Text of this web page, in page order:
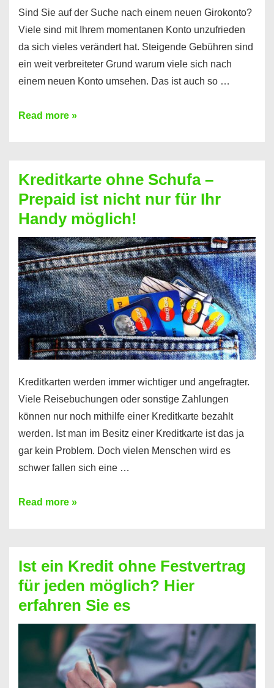
Sind Sie auf der Suche nach einem neuen Girokonto?
Viele sind mit Ihrem momentanen Konto unzufrieden
da sich vieles verändert hat. Steigende Gebühren sind
ein weit verbreiteter Grund warum viele sich nach
einem neuen Konto umsehen. Das ist auch so …
Konto
Neueröffnung
trotz
Schufaeintrag
möglich
Read more »
Kreditkarte ohne Schufa –
Prepaid ist nicht nur für Ihr
Handy möglich!
Kreditkarten werden immer wichtiger und angefragter.
Viele Reisebuchungen oder sonstige Zahlungen
können nur noch mithilfe einer Kreditkarte bezahlt
werden. Ist man im Besitz einer Kreditkarte ist das ja
gar kein Problem. Doch vielen Menschen wird es
schwer fallen sich eine …
Kreditkarte
Prepaid
ist
nicht
nur
für
Handy
Read more »
Ist ein Kredit ohne Festvertrag
für jeden möglich? Hier
erfahren Sie es